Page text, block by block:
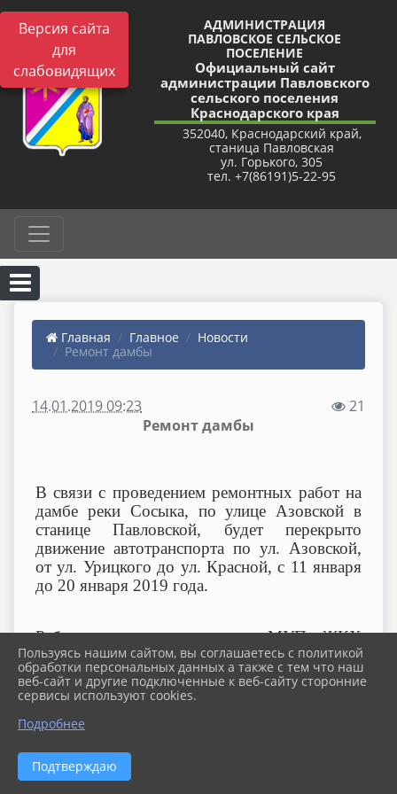
Версия сайта
для
слабовидящих
АДМИНИСТРАЦИЯ
ПАВЛОВСКОЕ СЕЛЬСКОЕ
ПОСЕЛЕНИЕ
Официальный сайт
администрации Павловского
сельского поселения
Краснодарского края
352040, Краснодарский край,
станица Павловская
ул. Горького, 305
тел. +7(86191)5-22-95
Главная Главное
Новости
Ремонт дамбы
14.01.2019 09:23
21
Ремонт дамбы
В связи с проведением ремонтных работ на
дамбе реки Сосыка, по улице Азовской в
станице Павловской, будет перекрыто
движение автотранспорта по ул. Азовской,
от ул. Урицкого до ул. Красной, с 11 января
до 20 января 2019 года.
Работы проводятся силами МУП ЖКХ
Павловского района Павловского сельского
поселения.
2026 г. pavlovskoe-sp.ru
Вход
Пользуясь нашим сайтом, вы соглашаетесь с политикой
обработки персональных данных а также с тем что наш
веб-сайт и другие подключенные к веб-сайту сторонние
сервисы используют cookies.
Подробнее
Подтверждаю